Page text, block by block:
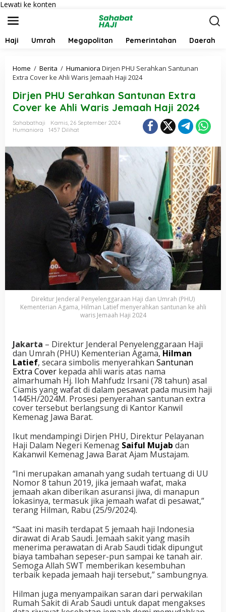
Lewati ke konten
Haji Umrah Megapolitan Pemerintahan Daerah
Home / Berita / Humaniora Dirjen PHU Serahkan Santunan
Extra Cover ke Ahli Waris Jemaah Haji 2024
Dirjen PHU Serahkan Santunan Extra
Cover ke Ahli Waris Jemaah Haji 2024
Sahabathaji
Kamis, 26 September 2024
Humaniora
1457 Dilihat
Direktur Jenderal Penyelenggaraan Haji dan Umrah (PHU)
Kementerian Agama, Hilman Latief menyerahkan santunan ke ahli
waris Jemaah Haji 2024
Jakarta – Direktur Jenderal Penyelenggaraan Haji
dan Umrah (PHU) Kementerian Agama, Hilman
Latief, secara simbolis menyerahkan Santunan
Extra Cover kepada ahli waris atas nama
almarhumah Hj. Iloh Mahfudz Irsani (78 tahun) asal
Ciamis yang wafat di dalam pesawat pada musim haji
1445H/2024M. Prosesi penyerahan santunan extra
cover tersebut berlangsung di Kantor Kanwil
Kemenag Jawa Barat.
Ikut mendampingi Dirjen PHU, Direktur Pelayanan
Haji Dalam Negeri Kemenag Saiful Mujab dan
Kakanwil Kemenag Jawa Barat Ajam Mustajam.
“Ini merupakan amanah yang sudah tertuang di UU
Nomor 8 tahun 2019, jika jemaah wafat, maka
jemaah akan diberikan asuransi jiwa, di manapun
lokasinya, termasuk jika jemaah wafat di pesawat,”
terang Hilman, Rabu (25/9/2024).
“Saat ini masih terdapat 5 jemaah haji Indonesia
dirawat di Arab Saudi. Jemaah sakit yang masih
menerima perawatan di Arab Saudi tidak dipungut
biaya tambahan sepeser-pun sampai ke tanah air.
Semoga Allah SWT memberikan kesembuhan
terbaik kepada jemaah haji tersebut,” sambungnya.
Hilman juga menyampaikan saran dari perwakilan
Rumah Sakit di Arab Saudi untuk dapat mengakses